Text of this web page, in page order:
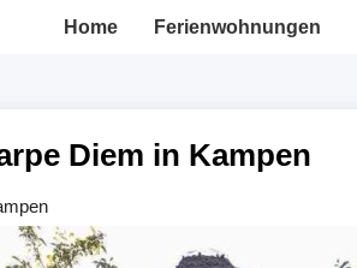
Home Ferienwohnungen
Diem in Kampen